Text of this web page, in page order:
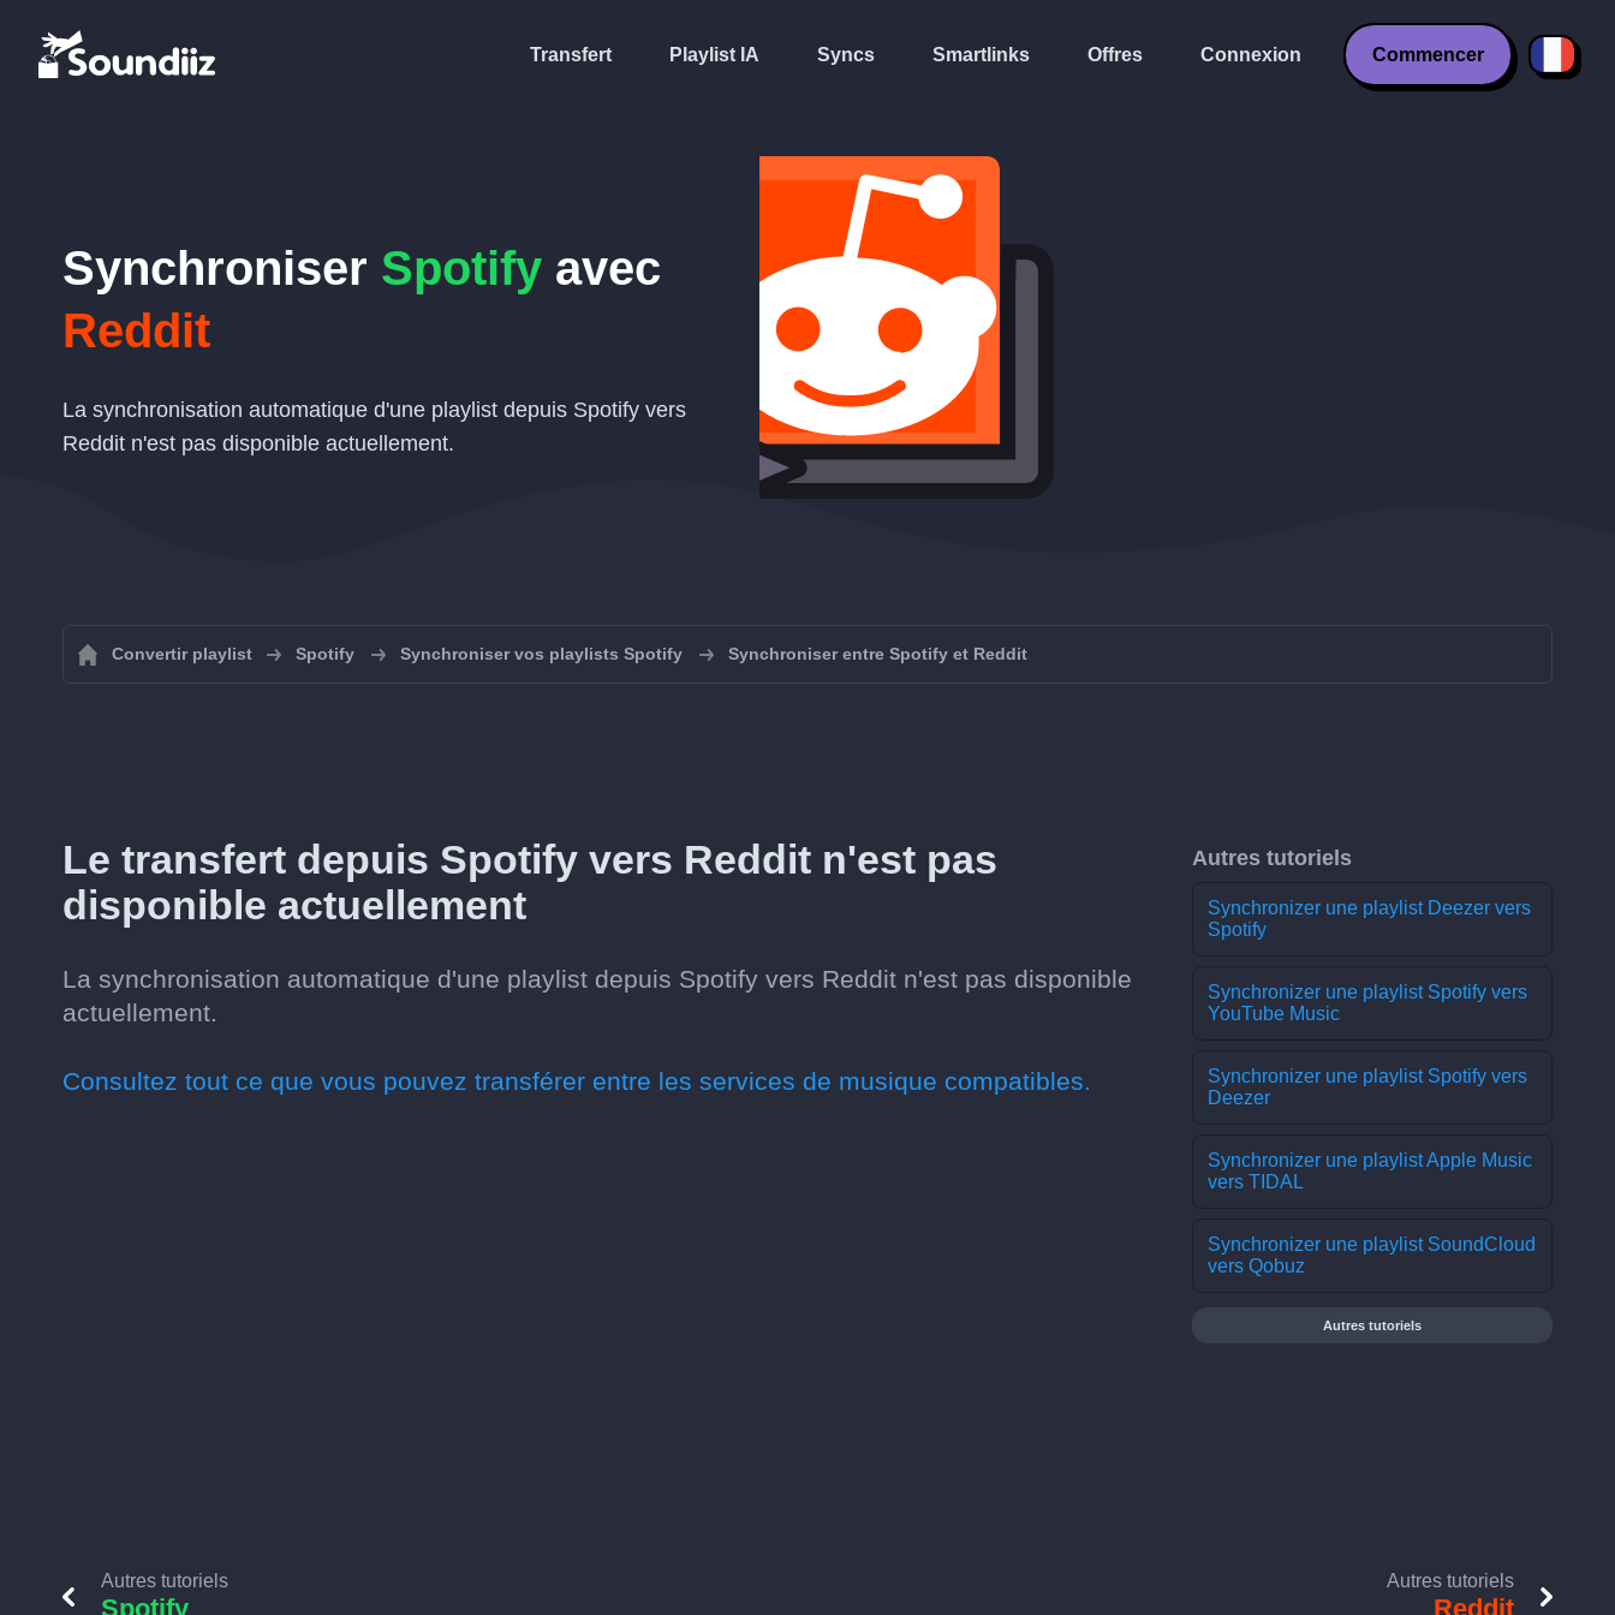
Transfert Playlist IA Syncs Smartlinks Offres Connexion Commencer
Synchroniser Spotify avec
Reddit
La synchronisation automatique d'une playlist depuis Spotify vers
Reddit n'est pas disponible actuellement.
Convertir playlist Spotify Synchroniser vos playlists Spotify Synchroniser entre Spotify et Reddit
Le transfert depuis Spotify vers Reddit n'est pas
disponible actuellement
La synchronisation automatique d'une playlist depuis Spotify vers Reddit n'est pas disponible
actuellement.
Consultez tout ce que vous pouvez transférer entre les services de musique compatibles.
Autres tutoriels
Synchronizer une playlist Deezer vers
Spotify
Synchronizer une playlist Spotify vers
YouTube Music
Synchronizer une playlist Spotify vers
Deezer
Synchronizer une playlist Apple Music
vers TIDAL
Synchronizer une playlist SoundCloud
vers Qobuz
Autres tutoriels
Autres tutoriels
Spotify
Autres tutoriels
Reddit